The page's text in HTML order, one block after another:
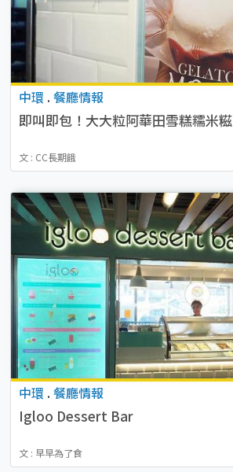
中環 . 餐廳情報
即叫即包！大大粒阿華田雪糕糯米糍
文 : CC長期餓
中環 . 餐廳情報
Igloo Dessert Bar
文 : 早早為了食